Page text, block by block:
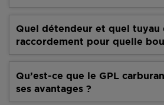
Quel détendeur et quel tuyau
raccordement pour quelle
Qu’est-ce que le GPL
ses avantages ?